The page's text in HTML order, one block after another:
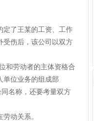
定了王某的工资、工作
受伤后，该公司以双方
和劳动者的主体资格合
单位业务的组成部
名称，还要考量双方
动关系。